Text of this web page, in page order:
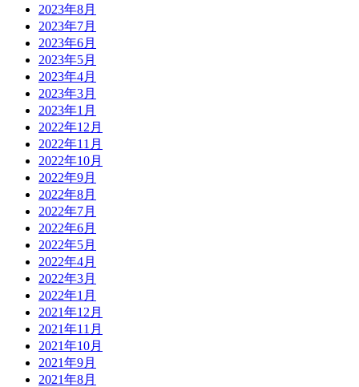
2023年8月
2023年7月
2023年6月
2023年5月
2023年4月
2023年3月
2023年1月
2022年12月
2022年11月
2022年10月
2022年9月
2022年8月
2022年7月
2022年6月
2022年5月
2022年4月
2022年3月
2022年1月
2021年12月
2021年11月
2021年10月
2021年9月
2021年8月